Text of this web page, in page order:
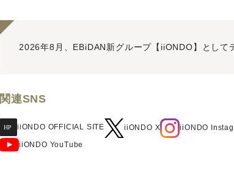
2026年8月、EBiDAN新グループ【iiONDO】として
関連SNS
iiONDO OFFICIAL SITE iiONDO X iiONDO
iiONDO YouTube